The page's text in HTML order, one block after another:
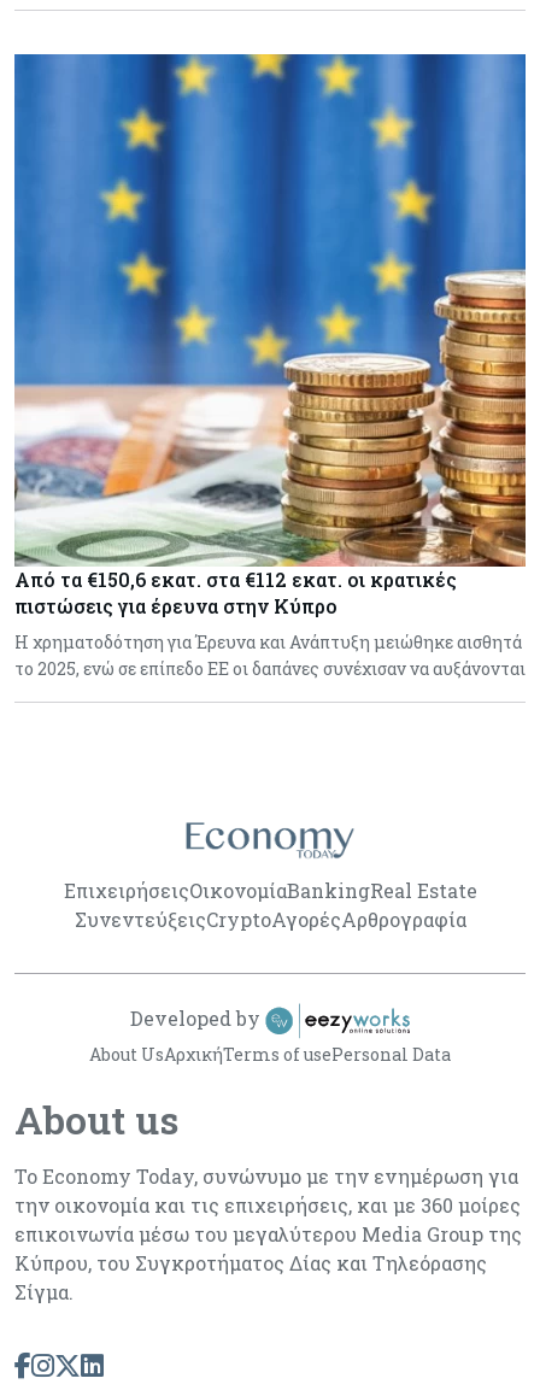
Από τα €150,6 εκατ. στα €112 εκατ. οι κρατικές
πιστώσεις για έρευνα στην Κύπρο
Η χρηματοδότηση για Έρευνα και Ανάπτυξη μειώθηκε αισθητά
το 2025, ενώ σε επίπεδο ΕΕ οι δαπάνες συνέχισαν να αυξάνονται
ΕπιχειρήσειςΟικονομίαBankingReal Estate
ΣυνεντεύξειςCryptoΑγορέςΑρθρογραφία
About us
Το Economy Today, συνώνυμο με την ενημέρωση για
την οικονομία και τις επιχειρήσεις, και με 360 μοίρες
επικοινωνία μέσω του μεγαλύτερου Media Group της
Κύπρου, του Συγκροτήματος Δίας και Τηλεόρασης
Σίγμα.
About UsΑρχικήTerms of usePersonal Data
Developed by